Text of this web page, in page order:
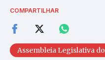
COMPARTILHAR
Assembleia Legislativa